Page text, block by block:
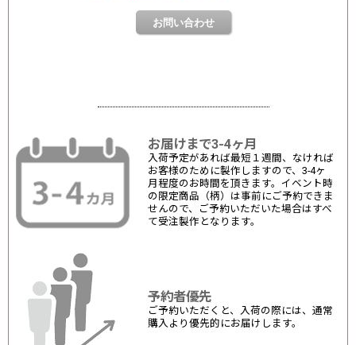
お届けまで3-4ヶ月
入荷予定があれば最短１週間、なければ
お客様のために製作しますので、3-4ヶ
月程度のお時間を頂きます。イベント時
の限定商品（柄）は事前にご予約できま
せんので、ご予約いただいた場合はすべ
て受注製作となります。
予約者優先
ご予約いただくと、入荷の際には、通常
購入より優先的にお届けします。